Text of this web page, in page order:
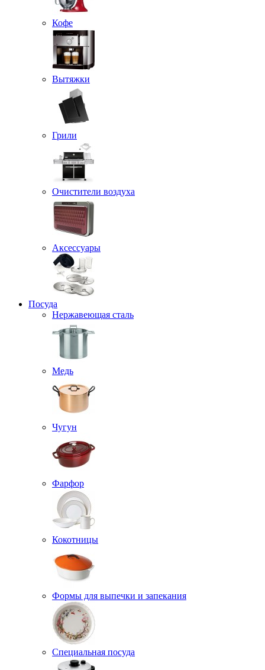
Кофе
Вытяжки
Грили
Очистители воздуха
Аксессуары
Посуда
Нержавеющая сталь
Медь
Чугун
Фарфор
Кокотницы
Формы для выпечки и запекания
Специальная посуда